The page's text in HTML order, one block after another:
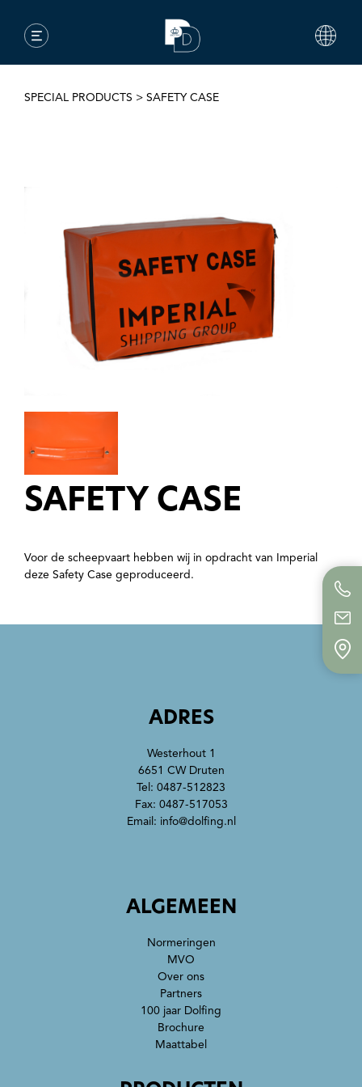
SPECIAL PRODUCTS > SAFETY CASE
SAFETY CASE
Voor de scheepvaart hebben wij in opdracht van Imperial
deze Safety Case geproduceerd.
ADRES
Westerhout 1
6651 CW Druten
Tel: 0487-512823
Fax: 0487-517053
Email: info@dolfing.nl
ALGEMEEN
Normeringen
MVO
Over ons
Partners
100 jaar Dolfing
Brochure
Maattabel